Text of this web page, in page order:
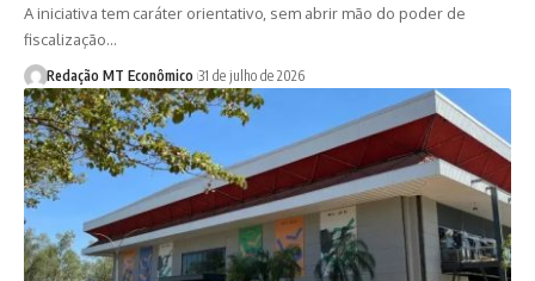
A iniciativa tem caráter orientativo, sem abrir mão do poder de
fiscalização…
Redação MT Econômico 31 de julho de 2026